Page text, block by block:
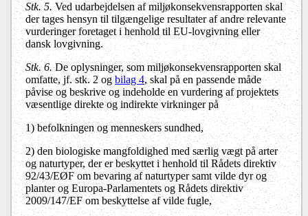
Stk. 5.Ved udarbejdelsen af miljøkonsekvensrapporten skal
der tages hensyn til tilgængelige resultater af andre relevante
vurderinger foretaget i henhold til EU-lovgivning eller
dansk lovgivning.
Stk. 6.De oplysninger, som miljøkonsekvensrapporten skal
omfatte, jf. stk. 2 og bilag 4, skal på en passende måde
påvise og beskrive og indeholde en vurdering af projektets
væsentlige direkte og indirekte virkninger på
1) befolkningen og menneskers sundhed,
2) den biologiske mangfoldighed med særlig vægt på arter
og naturtyper, der er beskyttet i henhold til Rådets direktiv
92/43/EØF om bevaring af naturtyper samt vilde dyr og
planter og Europa-Parlamentets og Rådets direktiv
2009/147/EF om beskyttelse af vilde fugle,